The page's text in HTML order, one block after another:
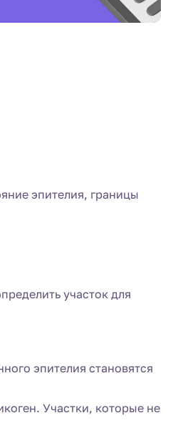
эпителия, границы
участок для
эпителия становятся
Участки, которые не